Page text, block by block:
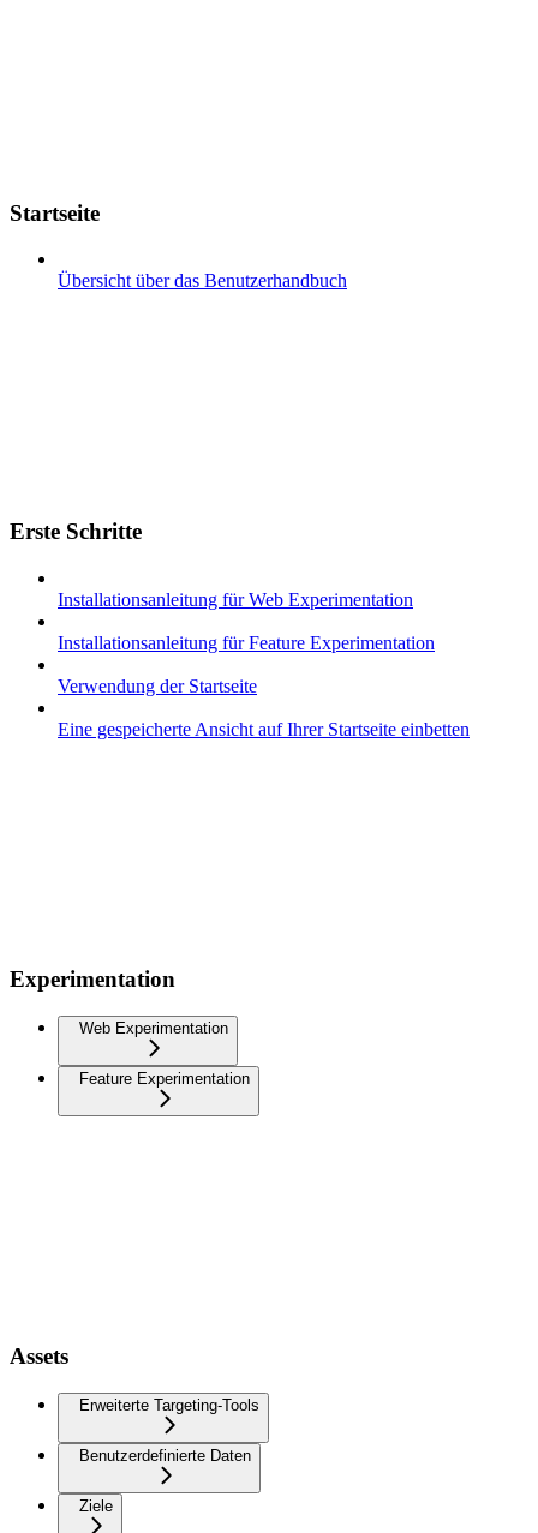
Startseite
Übersicht über das Benutzerhandbuch
Erste Schritte
Installationsanleitung für Web Experimentation
Installationsanleitung für Feature Experimentation
Verwendung der Startseite
Eine gespeicherte Ansicht auf Ihrer Startseite einbetten
Experimentation
Web Experimentation
Feature Experimentation
Assets
Erweiterte Targeting-Tools
Benutzerdefinierte Daten
Ziele